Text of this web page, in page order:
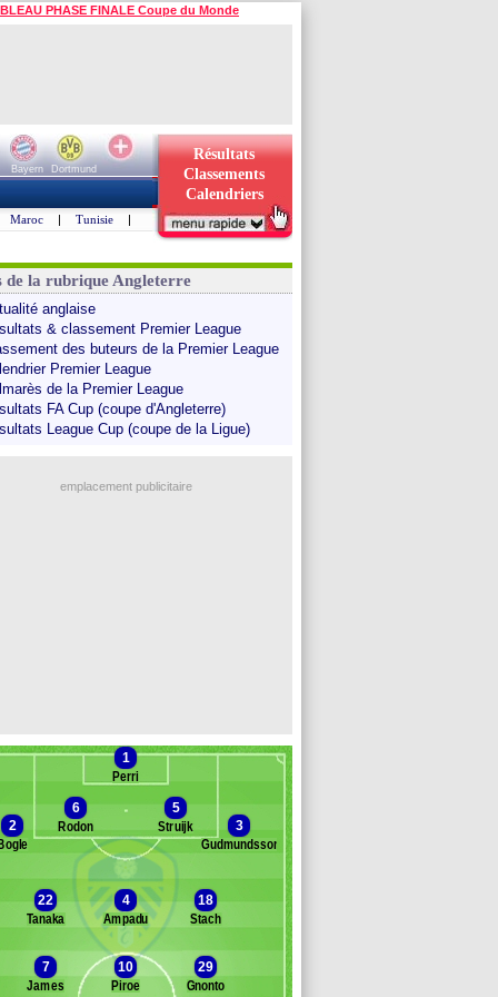
PHASE FINALE Coupe du Monde
Bayern
Dortmund
Résultats
Classements
Calendriers
Maroc | Tunisie |
de la rubrique Angleterre
anglaise
& classement Premier League
des buteurs de la Premier League
Premier League
de la Premier League
FA Cup (coupe d'Angleterre)
League Cup (coupe de la Ligue)
emplacement publicitaire
des remplaçants Leeds United
1
Perri
6
Rodon
5
Struijk
2
Bogle
3
Gudmundsson
22
Tanaka
4
Ampadu
18
Stach
7
James
10
Piroe
29
Gnonto